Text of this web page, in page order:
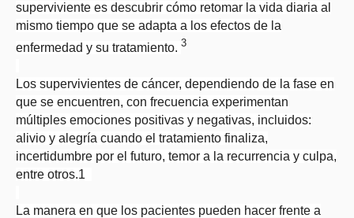
superviviente es descubrir cómo retomar la vida diaria al
mismo tiempo que se adapta a los efectos de la
enfermedad y su tratamiento. 3
Los supervivientes de cáncer, dependiendo de la fase en
que se encuentren, con frecuencia experimentan
múltiples emociones positivas y negativas, incluidos:
alivio y alegría cuando el tratamiento finaliza,
incertidumbre por el futuro, temor a la recurrencia y culpa,
entre otros.1
La manera en que los pacientes pueden hacer frente a